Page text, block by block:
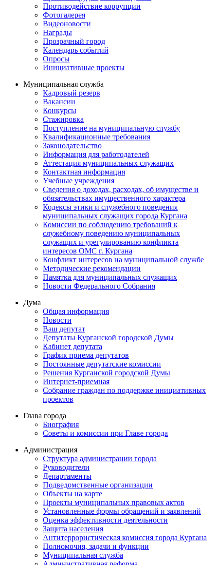
Противодействие коррупции
Фотогалерея
Видеоновости
Награды
Прозрачный город
Календарь событий
Опросы
Инициативные проекты
Муниципальная служба
Кадровый резерв
Вакансии
Конкурсы
Стажировка
Поступление на муниципальную службу
Квалификационные требования
Законодательство
Информация для работодателей
Аттестация муниципальных служащих
Контактная информация
Учебные учреждения
Сведения о доходах, расходах, об имуществе и
обязательствах имущественного характера
Кодексы этики и служебного поведения
муниципальных служащих города Кургана
Комиссии по соблюдению требований к
служебному поведению муниципальных
служащих и урегулированию конфликта
интересов ОМС г. Кургана
Конфликт интересов на муниципальной службе
Методические рекомендации
Памятка для муниципальных служащих
Новости Федерального Cобрания
Дума
Общая информация
Новости
Ваш депутат
Депутаты Курганской городской Думы
Кабинет депутата
График приема депутатов
Постоянные депутатские комиссии
Решения Курганской городской Думы
Интернет-приемная
Собрание граждан по поддержке инициативных
проектов
Глава города
Биография
Советы и комиссии при Главе города
Администрация
Структура администрации города
Руководители
Департаменты
Подведомственные организации
Объекты на карте
Проекты муниципальных правовых актов
Установленные формы обращений и заявлений
Оценка эффективности деятельности
Защита населения
Антитеррористическая комиссия города Кургана
Полномочия, задачи и функции
Муниципальная служба